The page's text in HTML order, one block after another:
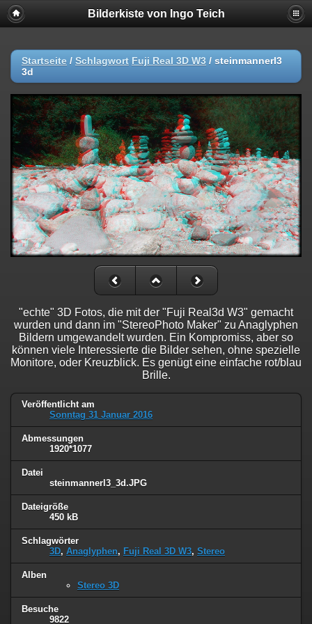
Bilderkiste von Ingo Teich
Startseite / Schlagwort Fuji Real 3D W3 / steinmannerl3
3d
"echte" 3D Fotos, die mit der "Fuji Real3d W3" gemacht
wurden und dann im "StereoPhoto Maker" zu Anaglyphen
Bildern umgewandelt wurden. Ein Kompromiss, aber so
können viele Interessierte die Bilder sehen, ohne spezielle
Monitore, oder Kreuzblick. Es genügt eine einfache rot/blau
Brille.
Veröffentlicht am
Sonntag 31 Januar 2016
Abmessungen
1920*1077
Datei
steinmannerl3_3d.JPG
Dateigröße
450 kB
Schlagwörter
3D, Anaglyphen, Fuji Real 3D W3, Stereo
Alben
Stereo 3D
Besuche
9822